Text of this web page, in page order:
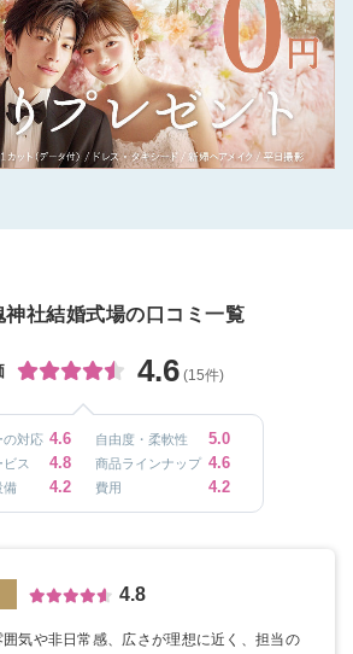
神社結婚式場の口コミ一覧
4.6 (15件)
の対応 4.6 自由度・柔軟性 5.0
ス 4.8 商品ラインナップ 4.6
備 4.2 費用 4.2
4.8
気や非日常感、広さが理想に近く、担当の